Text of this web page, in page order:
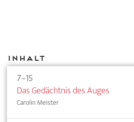
Inhalt
7–15
Das Gedächtnis des Auges
Carolin Meister